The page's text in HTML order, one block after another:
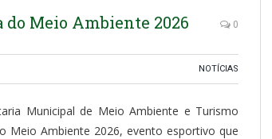
do Meio Ambiente 2026 0
NOTÍCIAS
Municipal de Meio Ambiente e Turismo
Meio Ambiente 2026, evento esportivo que